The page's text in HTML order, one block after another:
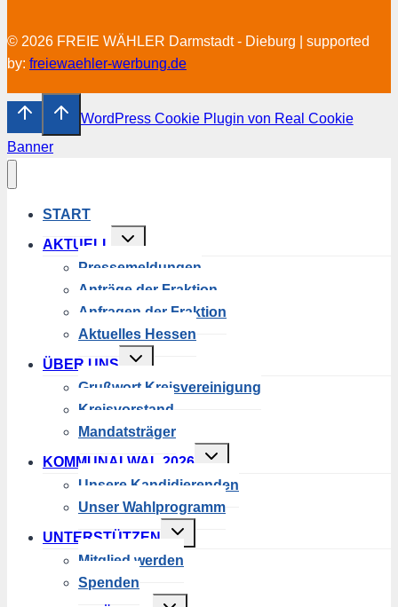
© 2026 FREIE WÄHLER Darmstadt - Dieburg | supported
by: freiewaehler-werbung.de
WordPress Cookie Plugin von Real Cookie
Banner
START
AKTUELL
Untermenü
umschalten
Pressemeldungen
Anträge der Fraktion
Anfragen der Fraktion
Aktuelles Hessen
ÜBER UNS
Untermenü
umschalten
Grußwort Kreisvereinigung
Kreisvorstand
Mandatsträger
KOMMUNALWAL 2026
Untermenü
umschalten
Unsere Kandidierenden
Unser Wahlprogramm
UNTERSTÜTZEN
Untermenü
umschalten
Mitglied werden
Spenden
Untermenü